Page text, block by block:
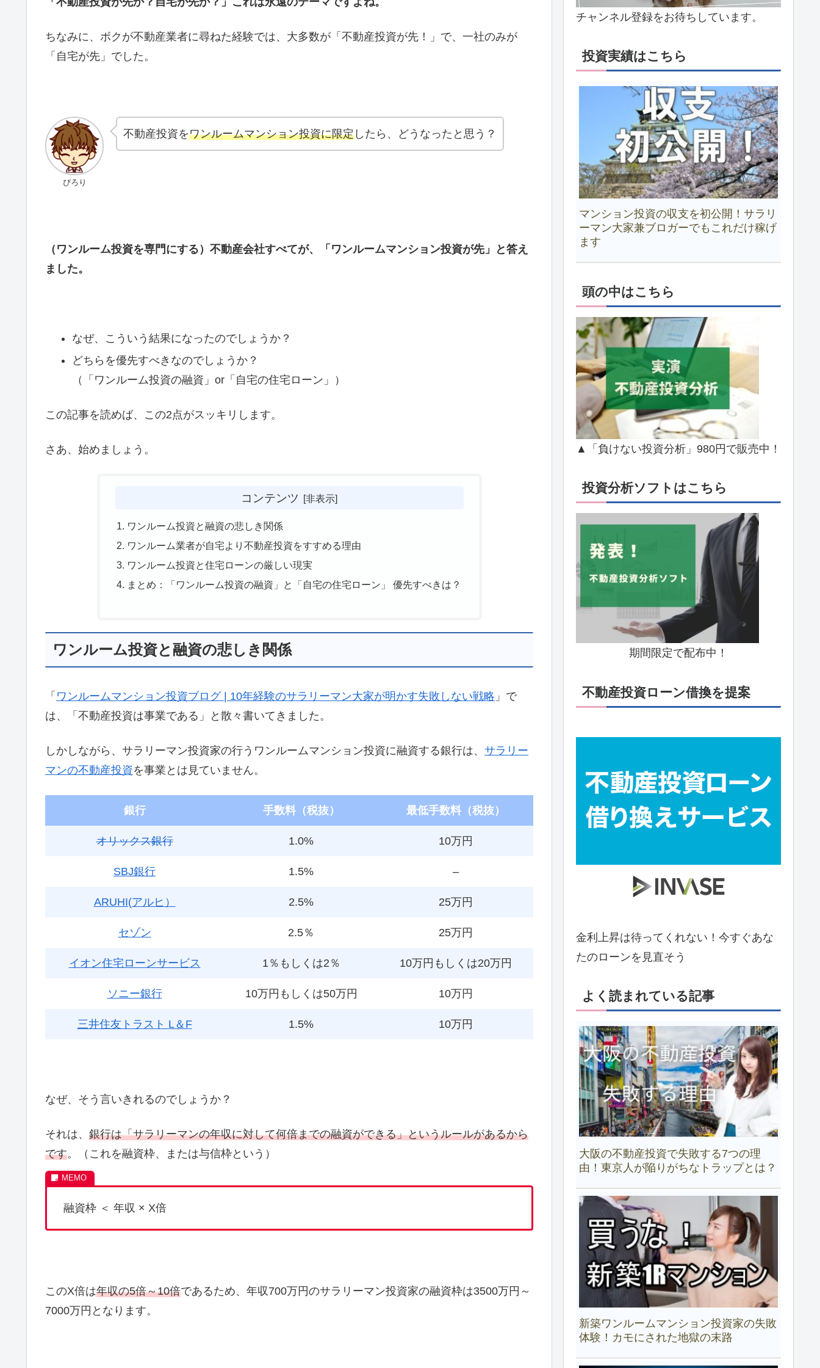
ちなみに、ボクが不動産業者に尋ねた経験では、大多数が「不動産投資が先！」で、一社のみが
「自宅が先」でした。
ぴろり
不動産投資をワンルームマンション投資に限定 したら、どうなったと思う？
（ワンルーム投資を専門にする）不動産会社すべてが、「ワンルームマンション投資が先」と答え
ました。
なぜ、こういう結果になったのでしょうか？
どちらを優先すべきなのでしょうか？
（「ワンルーム投資の融資」or「自宅の住宅ローン」）
この記事を読めば、この2点がスッキリします。
さあ、始めましょう。
コンテンツ
ワンルーム投資と融資の悲しき関係
ワンルーム業者が自宅より不動産投資をすすめる理由
ワンルーム投資と住宅ローンの厳しい現実
まとめ：「ワンルーム投資の融資」と「自宅の住宅ローン」 優先すべきは？
ワンルーム投資と融資の悲しき関係
「 ワンルームマンション投資ブログ | 10年経験のサラリーマン大家が明かす失敗しない戦略 」で
は、「不動産投資は事業である」と散々書いてきました。
しかしながら、サラリーマン投資家の行うワンルームマンション投資に融資する銀行は、 サラリー
マンの不動産投資を事業とは見ていません。
銀行 手数料（税抜） 最低手数料（税抜）
オリックス銀行 1.0% 10万円
SBJ銀行 1.5% –
ARUHI(アルヒ） 2.5% 25万円
セゾン 2.5％ 25万円
イオン住宅ローンサービス 1％もしくは2％ 10万円もしくは20万円
ソニー銀行 10万円もしくは50万円 10万円
三井住友トラスト L＆F 1.5% 10万円
なぜ、そう言いきれるのでしょうか？
それは、 銀行は「サラリーマンの年収に対して何倍までの融資ができる」というルールがあるから
です。（これを融資枠、または与信枠という）
融資枠 ＜ 年収 × X倍
このX倍は年収の5倍～10倍であるため、年収700万円のサラリーマン投資家の融資枠は3500万円～
7000万円となります。
チャンネル登録をお待ちしています。
投資実績はこちら
マンション投資の収支を初公開！サラリ
ーマン大家兼ブロガーでもこれだけ稼げ
ます
頭の中はこちら
▲「負けない投資分析」980円で販売中！
投資分析ソフトはこちら
期間限定で配布中！
不動産投資ローン借換を提案
金利上昇は待ってくれない！今すぐあな
たのローンを見直そう
よく読まれている記事
大阪の不動産投資で失敗する7つの理
由！東京人が陥りがちなトラップとは？
新築ワンルームマンション投資家の失敗
体験！カモにされた地獄の末路